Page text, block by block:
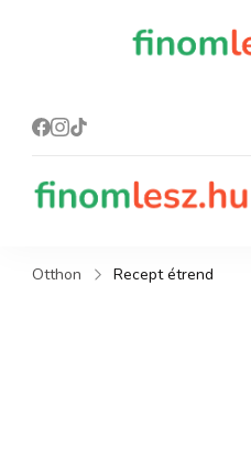
Otthon Recept étrend